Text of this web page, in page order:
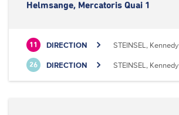
Helmsange, Mercatoris Quai 1
11 DIRECTION STEINSEL, Kennedy
26 DIRECTION STEINSEL, Kennedy